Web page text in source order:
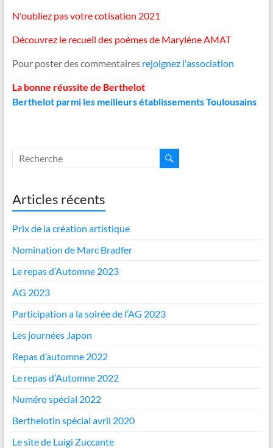
N'oubliez pas votre cotisation 2021
Découvrez le recueil des poèmes de Marylène AMAT
Pour poster des commentaires rejoignez l'association
La bonne réussite de Berthelot
Berthelot parmi les meilleurs établissements Toulousains
Articles récents
Prix de la création artistique
Nomination de Marc Bradfer
Le repas d’Automne 2023
AG 2023
Participation a la soirée de l’AG 2023
Les journées Japon
Repas d’automne 2022
Le repas d’Automne 2022
Numéro spécial 2022
Berthelotin spécial avril 2020
Le site de Luigi Zuccante